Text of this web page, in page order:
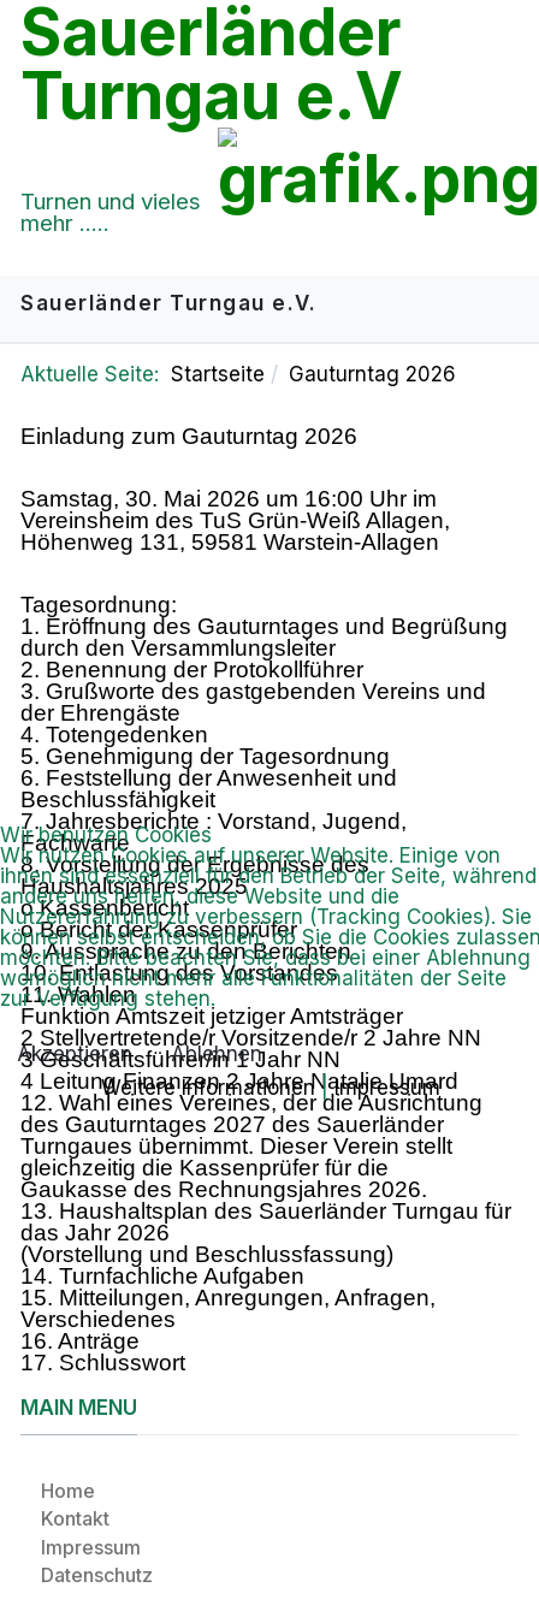
Sauerländer
Turngau e.V
Turnen und vieles
mehr .....
Sauerländer Turngau e.V.
Aktuelle Seite: Startseite Gauturntag 2026
Einladung zum Gauturntag 2026
Samstag, 30. Mai 2026 um 16:00 Uhr im
Vereinsheim des TuS Grün-Weiß Allagen,
Höhenweg 131, 59581 Warstein-Allagen
Tagesordnung:
1. Eröffnung des Gauturntages und Begrüßung
durch den Versammlungsleiter
2. Benennung der Protokollführer
3. Grußworte des gastgebenden Vereins und
der Ehrengäste
4. Totengedenken
5. Genehmigung der Tagesordnung
6. Feststellung der Anwesenheit und
Beschlussfähigkeit
7. Jahresberichte : Vorstand, Jugend,
Fachwarte
8. Vorstellung der Ergebnisse des
Haushaltsjahres 2025
o Kassenbericht
o Bericht der Kassenprüfer
9. Aussprache zu den Berichten
10. Entlastung des Vorstandes
11. Wahlen
Funktion Amtszeit jetziger Amtsträger
2 Stellvertretende/r Vorsitzende/r 2 Jahre NN
3 Geschäftsführer/in 1 Jahr NN
4 Leitung Finanzen 2 Jahre Natalie Umard
12. Wahl eines Vereines, der die Ausrichtung
des Gauturntages 2027 des Sauerländer
Turngaues übernimmt. Dieser Verein stellt
gleichzeitig die Kassenprüfer für die
Gaukasse des Rechnungsjahres 2026.
13. Haushaltsplan des Sauerländer Turngau für
das Jahr 2026
(Vorstellung und Beschlussfassung)
14. Turnfachliche Aufgaben
15. Mitteilungen, Anregungen, Anfragen,
Verschiedenes
16. Anträge
17. Schlusswort
MAIN MENU
Home
Kontakt
Impressum
Datenschutz
Wir benutzen Cookies
Wir nutzen Cookies auf unserer Website. Einige von
ihnen sind essenziell für den Betrieb der Seite, während
andere uns helfen, diese Website und die
Nutzererfahrung zu verbessern (Tracking Cookies). Sie
können selbst entscheiden, ob Sie die Cookies
möchten. Bitte beachten Sie, dass bei einer Ablehnung
womöglich nicht mehr alle Funktionalitäten der Seite
zur Verfügung stehen.
Akzeptieren
Ablehnen
Weitere Informationen|Impressum